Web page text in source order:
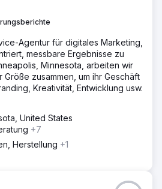
Agentur für digitales Marketing,
messbare Ergebnisse zu
Minnesota, arbeiten wir
Größe zusammen, um ihr Geschäft
Kreativität, Entwicklung usw.
United States
+7
Herstellung +1